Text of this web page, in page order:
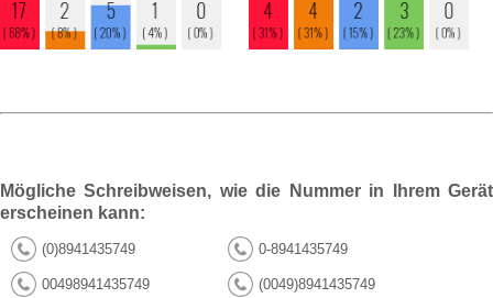
Mögliche Schreibweisen, wie die Nummer in Ihrem Gerät
erscheinen kann:
(0)8941435749 0-8941435749
00498941435749 (0049)8941435749